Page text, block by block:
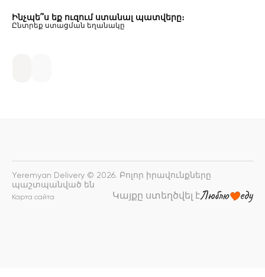
Ինչպե՞ս եք ուզում ստանալ պատվերը։
Ընտրեք ստացման եղանակը
Yeremyan Delivery © 2026. Բոլոր իրավունքները
պաշտպանված են
Карта сайта Կայքը ստեղծվել է